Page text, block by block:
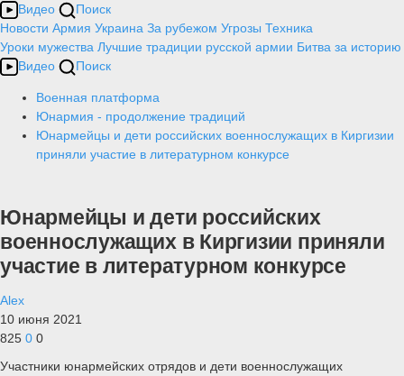
Видео
Поиск
Новости Армия Украина За рубежом Угрозы Техника
Уроки мужества Лучшие традиции русской армии Битва за историю
Видео
Поиск
Военная платформа
Юнармия - продолжение традиций
Юнармейцы и дети российских военнослужащих в Киргизии
приняли участие в литературном конкурсе
Юнармейцы и дети российских
военнослужащих в Киргизии приняли
участие в литературном конкурсе
Alex
10 июня 2021
825 0 0
Участники юнармейских отрядов и дети военнослужащих